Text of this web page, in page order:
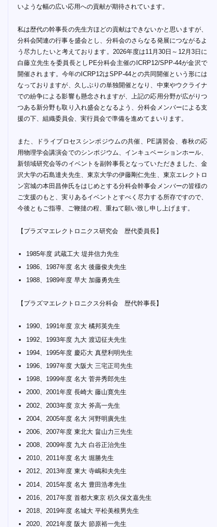
いような幅の広い応用への貢献が期待されています。
私は歴代の幹事長の先生方ほどの貢献はできないかと思いますが、
分科会関連の行事を盛会とし、分科会のさらなる発展につながるよ
う尽力したいと考えております。2026年度は11月30日～12月3日に
白藤立先生を委員長としPE分科会主催のICRP12/SPP-44が金沢で
開催されます。今年のICRP12はSPP-44との共同開催という形には
なっておりますが、久しぶりの単独開催となり、中東やウクライナ
での紛争による影響も懸念されますが、上記の応用分野が広がりつ
つある新分野も取り入れ盛会となるよう、分科会メンバーによる支
援の下、組織委員会、実行員会で準備を進めてまいります。
また、ドライプロセスシンポジウムの共催、PE講習会、春秋の応
用物理学会講演会でのシンポジウム、インキュベーションホール、
新領域研究会等のイベントを副幹事長となっていただきました、金
沢大学の石島達夫先生、東京大学の伊藤剛仁先生、東京エレクトロ
ン宮城の本田昌伸氏をはじめとする分科会幹事会メンバーの皆様の
ご支援のもと、実りあるイベントとすべく尽力する所存ですので、
今後ともご指導、ご鞭撻の程、重ねて願い致し申し上げます。
【プラズマエレクトロニクス研究会 歴代委員長】
1985年度 武蔵工大 堤井信力先生
1986、1987年度 名大 後藤俊夫先生
1988、1989年度 早大 加藤勇先生
【プラズマエレクトロニクス分科会 歴代幹事長】
1990、1991年度 京大 橘邦英先生
1992、1993年度 九大 渡辺征夫先生
1994、1995年度 慶応大 真壁利明先生
1996、1997年度 大阪大 三宅正司先生
1998、1999年度 名大 菅井秀郎先生
2000、2001年度 長崎大 藤山寛先生
2002、2003年度 京大 斧高一先生
2004、2005年度 名大 河野明廣先生
2006、2007年度 東北大 畠山力三先生
2008、2009年度 九大 白谷正治先生
2010、2011年度 名大 堀勝先生
2012、2013年度 東大 寺嶋和夫先生
2014、2015年度 名大 豊田浩孝先生
2016、2017年度 首都大東京 杤久保文嘉先生
2018、2019年度 名城大 平松美根男先生
2020、2021年度 阪大 節原裕一先生